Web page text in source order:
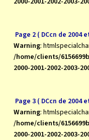
Page 2 ( DCcn de 2004
Warning:
/home/clients/
2000-2001-2002-2003-
Page 3 ( DCcn de 2004
Warning:
/home/clients/
2000-2001-2002-2003-